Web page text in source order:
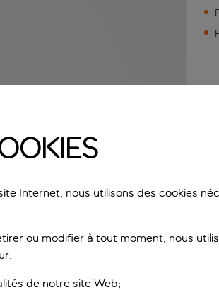
Internet, nous utilisons des cookies
ou modifier à tout moment, nous
de notre site Web;